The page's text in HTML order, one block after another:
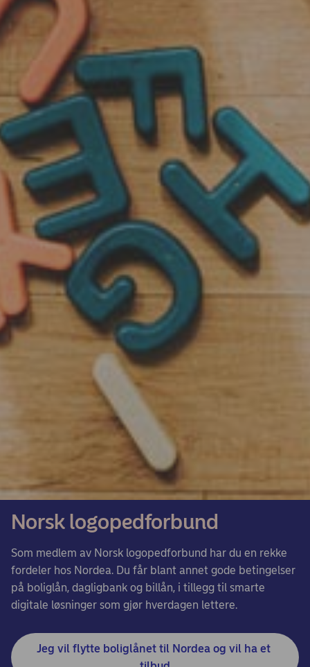
Norsk logopedforbund
Som medlem av Norsk logopedforbund har du en rekke
fordeler hos Nordea. Du får blant annet gode betingelser
på boliglån, dagligbank og billån, i tillegg til smarte
digitale løsninger som gjør hverdagen lettere.
Jeg vil flytte boliglånet til Nordea og vil ha et